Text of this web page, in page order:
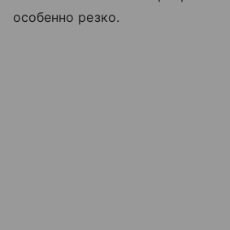
особенно резко.